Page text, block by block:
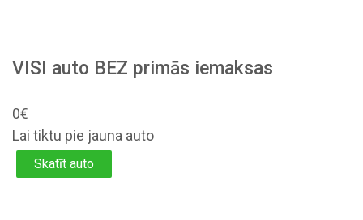
VISI auto BEZ primās iemaksas
0€
Lai tiktu pie jauna auto
Skatīt auto